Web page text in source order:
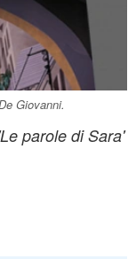
Giovanni.
parole di Sara'